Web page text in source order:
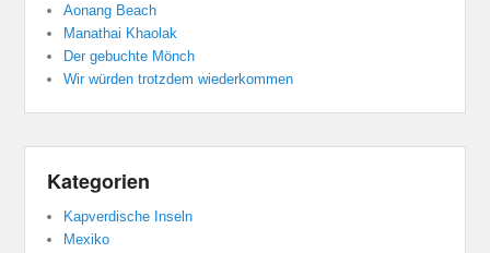
Aonang Beach
Manathai Khaolak
Der gebuchte Mönch
Wir würden trotzdem wiederkommen
Kategorien
Kapverdische Inseln
Mexiko